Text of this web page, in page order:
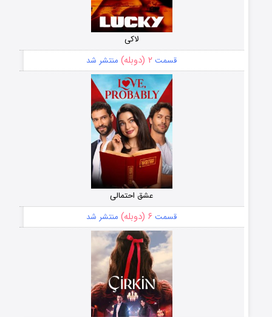
لاکی
قسمت ۲ (دوبله) منتشر شد
عشق احتمالی
قسمت ۶ (دوبله) منتشر شد